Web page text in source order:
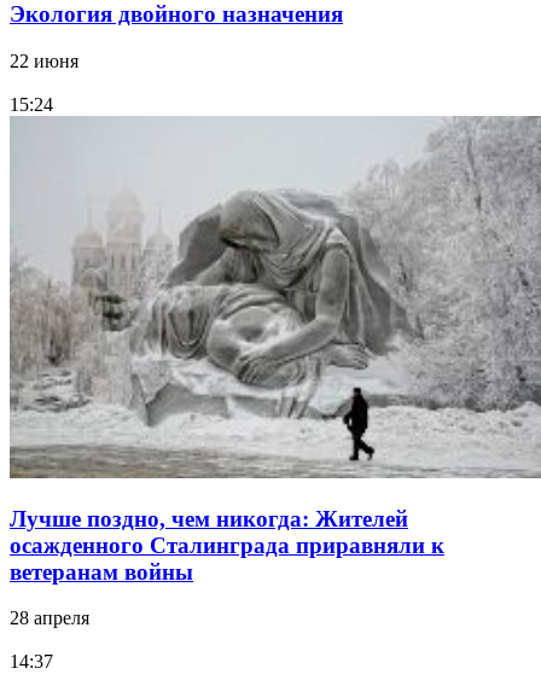
Экология двойного назначения
22 июня
15:24
Лучше поздно, чем никогда: Жителей
осажденного Сталинграда приравняли к
ветеранам войны
28 апреля
14:37